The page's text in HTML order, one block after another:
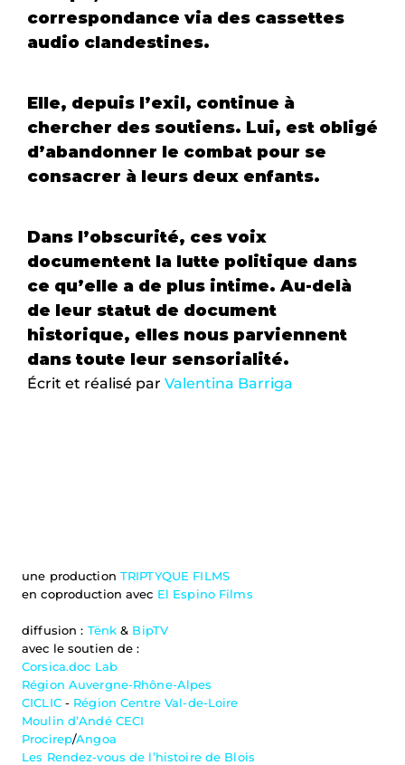
correspondance via des cassettes
audio clandestines.
Elle, depuis l’exil, continue à
chercher des soutiens. Lui, est obligé
d’abandonner le combat pour se
consacrer à leurs deux enfants.
Dans l’obscurité, ces voix
documentent la lutte politique dans
ce qu’elle a de plus intime. Au-delà
de leur statut de document
historique, elles nous parviennent
dans toute leur sensorialité.
Écrit et réalisé par Valentina Barriga
une production TRIPTYQUE FILMS
en coproduction avec El Espino Films
diffusion : Tënk & BipTV
avec le soutien de :
Corsica.doc Lab
Région Auvergne-Rhône-Alpes
CICLIC - Région Centre Val-de-Loire
Moulin d’Andé CECI
Procirep/Angoa
Les Rendez-vous de l’histoire de Blois